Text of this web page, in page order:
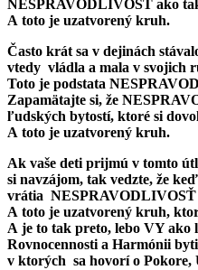
NESPRAVODLIVOSŤ ako
A toto je uzatvorený kruh.
Často krát sa v dejinách
vtedy vládla a mala v svojich
Toto je podstata
Zapamätajte si, že
ľudských bytostí, ktoré si
A toto je uzatvorený kruh.
Ak vaše deti prijmú v tomto
si navzájom, tak vedzte, že
vrátia NESPRAVODLIVOSŤ
A toto je uzatvorený kruh,
A je to tak preto, lebo VY ako
Rovnocennosti a Harmónii
v ktorých sa hovorí o Pokore,